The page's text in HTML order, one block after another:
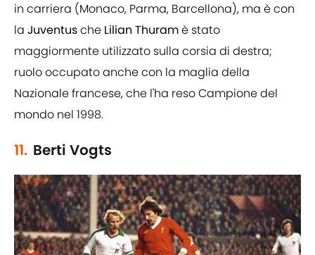
in carriera (Monaco, Parma, Barcellona), ma è con
la Juventusche Lilian Thuramè stato
maggiormente utilizzato sulla corsia di destra;
ruolo occupato anche con la maglia della
Nazionale francese, che l'ha reso Campione del
mondo nel 1998.
11. Berti Vogts